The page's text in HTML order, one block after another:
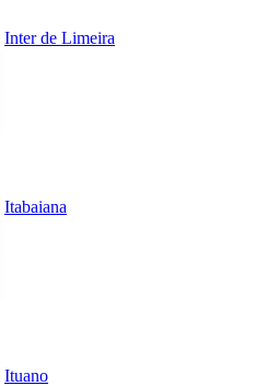
Inter de Limeira
Itabaiana
Ituano